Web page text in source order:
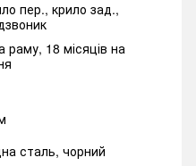
пер., крило зад.,
раму, 18 місяців на
сталь, чорний